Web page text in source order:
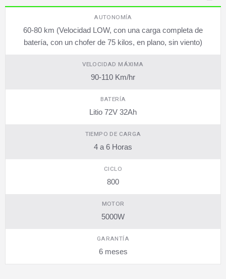
AUTONOMÍA
60-80 km (Velocidad LOW, con una carga completa de
batería, con un chofer de 75 kilos, en plano, sin viento)
VELOCIDAD MÁXIMA
90-110 Km/hr
BATERÍA
Litio 72V 32Ah
TIEMPO DE CARGA
4 a 6 Horas
CICLO
800
MOTOR
5000W
GARANTÍA
6 meses